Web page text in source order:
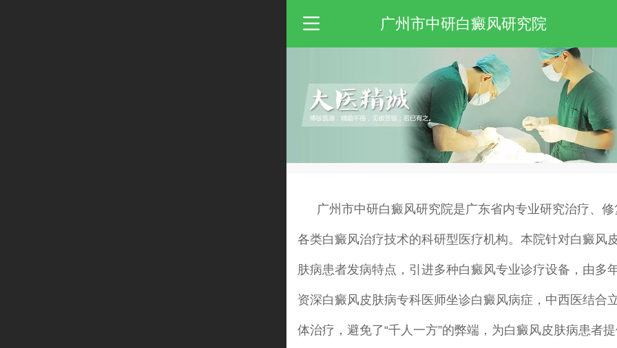
广州市中研白癜风研究院
广州市中研白癜风研究院是广东省内专业研究治疗、修
各类白癜风治疗技术的科研型医疗机构。本院针对白癜风
肤病患者发病特点，引进多种白癜风专业诊疗设备，由多
资深白癜风皮肤病专科医师坐诊白癜风病症，中西医结合
体治疗，避免了“千人一方”的弊端，为白癜风皮肤病患者